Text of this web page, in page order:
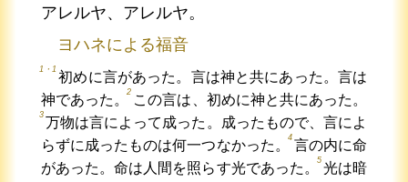
アレルヤ、アレルヤ。
ヨハネによる福音
1・1
初めに言があった。言は神と共にあった。言は
神であった。
2
この言は、初めに神と共にあった。
3
万物は言によって成った。成ったもので、言によ
らずに成ったものは何一つなかった。
4
言の内に命
があった。命は人間を照らす光であった。
5
光は暗